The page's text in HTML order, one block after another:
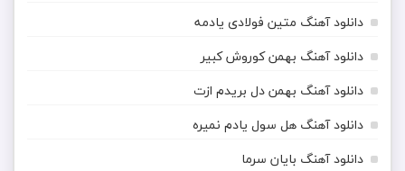
دانلود آهنگ متین فولادی یادمه
دانلود آهنگ بهمن کوروش کبیر
دانلود آهنگ بهمن دل بریدم ازت
دانلود آهنگ هل سول یادم نمیره
دانلود آهنگ بایان سرما